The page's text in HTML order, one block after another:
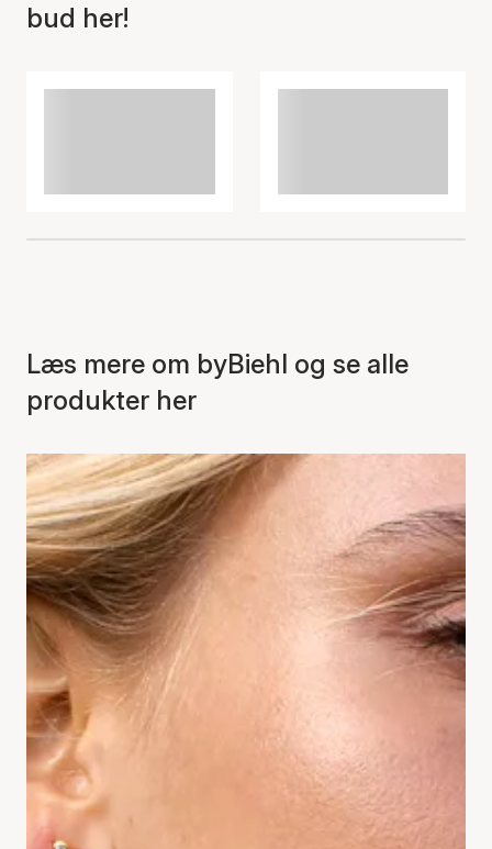
bud her!
Læs mere om byBiehl og se alle
produkter her